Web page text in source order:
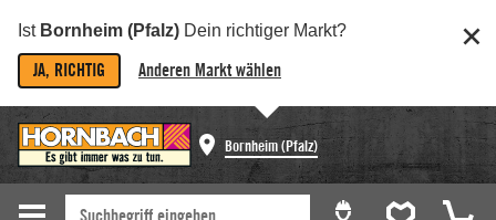
Ist Bornheim (Pfalz) Dein richtiger Markt?
JA, RICHTIG Anderen Markt wählen
Bornheim (Pfalz)